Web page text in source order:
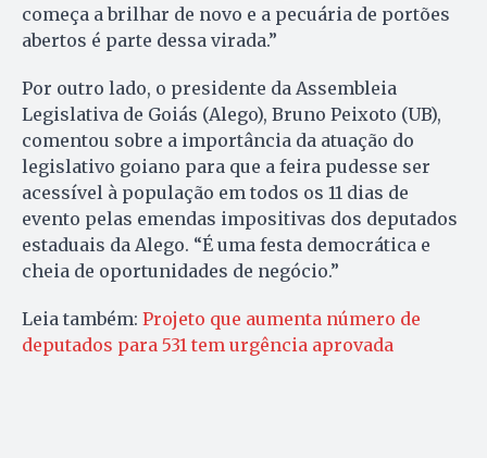
começa a brilhar de novo e a pecuária de portões
abertos é parte dessa virada.”
Por outro lado, o presidente da Assembleia
Legislativa de Goiás (Alego), Bruno Peixoto (UB),
comentou sobre a importância da atuação do
legislativo goiano para que a feira pudesse ser
acessível à população em todos os 11 dias de
evento pelas emendas impositivas dos deputados
estaduais da Alego. “É uma festa democrática e
cheia de oportunidades de negócio.”
Leia também: Projeto que aumenta número de
deputados para 531 tem urgência aprovada